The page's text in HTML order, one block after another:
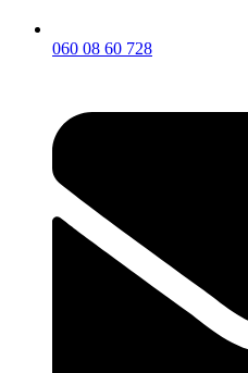
060 08 60 728